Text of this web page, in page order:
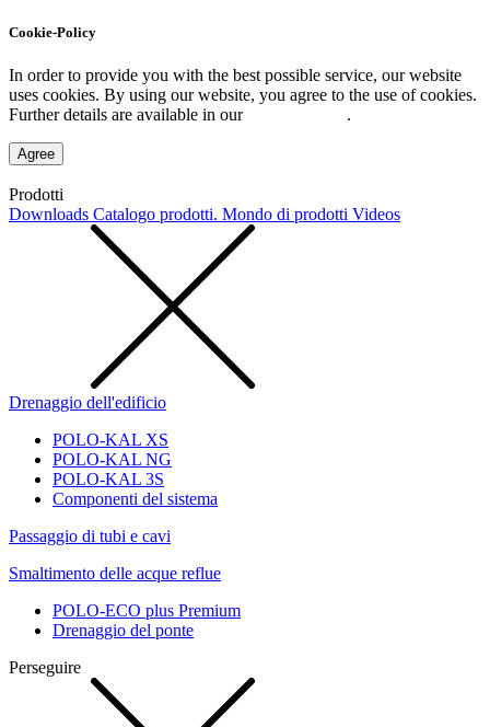
Cookie-Policy
In order to provide you with the best possible service, our website
uses cookies. By using our website, you agree to the use of cookies.
Further details are available in our
.
Agree
Prodotti
Downloads Catalogo prodotti. Mondo di prodotti Videos
Drenaggio dell'edificio
POLO-KAL XS
POLO-KAL NG
POLO-KAL 3S
Componenti del sistema
Passaggio di tubi e cavi
Smaltimento delle acque reflue
POLO-ECO plus Premium
Drenaggio del ponte
Perseguire